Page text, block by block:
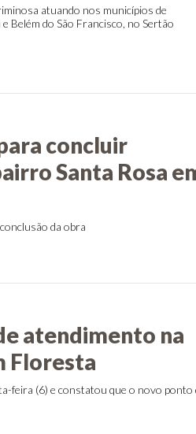
atuando nos municípios de
Belém do São Francisco, no Sertão
concluir
Santa Rosa
da obra
atendimento na
Floresta
feira (6) e constatou que o novo ponto